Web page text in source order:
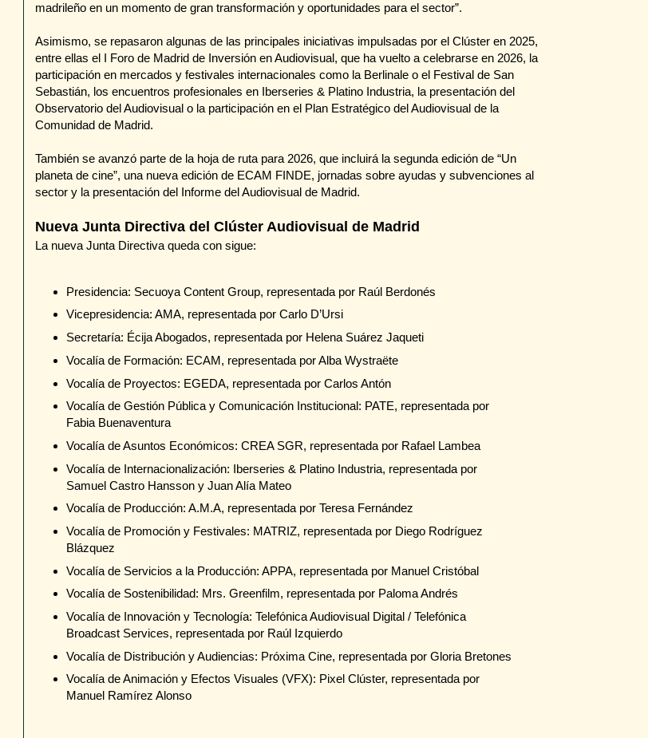
madrileño en un momento de gran transformación y oportunidades para el sector”.
Asimismo, se repasaron algunas de las principales iniciativas impulsadas por el Clúster en 2025,
entre ellas el I Foro de Madrid de Inversión en Audiovisual, que ha vuelto a celebrarse en 2026, la
participación en mercados y festivales internacionales como la Berlinale o el Festival de San
Sebastián, los encuentros profesionales en Iberseries & Platino Industria, la presentación del
Observatorio del Audiovisual o la participación en el Plan Estratégico del Audiovisual de la
Comunidad de Madrid.
También se avanzó parte de la hoja de ruta para 2026, que incluirá la segunda edición de “Un
planeta de cine”, una nueva edición de ECAM FINDE, jornadas sobre ayudas y subvenciones al
sector y la presentación del Informe del Audiovisual de Madrid.
Nueva Junta Directiva del Clúster Audiovisual de Madrid
La nueva Junta Directiva queda con sigue:
Presidencia: Secuoya Content Group, representada por Raúl Berdonés
Vicepresidencia: AMA, representada por Carlo D’Ursi
Secretaría: Écija Abogados, representada por Helena Suárez Jaqueti
Vocalía de Formación: ECAM, representada por Alba Wystraëte
Vocalía de Proyectos: EGEDA, representada por Carlos Antón
Vocalía de Gestión Pública y Comunicación Institucional: PATE, representada por
Fabia Buenaventura
Vocalía de Asuntos Económicos: CREA SGR, representada por Rafael Lambea
Vocalía de Internacionalización: Iberseries & Platino Industria, representada por
Samuel Castro Hansson y Juan Alía Mateo
Vocalía de Producción: A.M.A, representada por Teresa Fernández
Vocalía de Promoción y Festivales: MATRIZ, representada por Diego Rodríguez
Blázquez
Vocalía de Servicios a la Producción: APPA, representada por Manuel Cristóbal
Vocalía de Sostenibilidad: Mrs. Greenfilm, representada por Paloma Andrés
Vocalía de Innovación y Tecnología: Telefónica Audiovisual Digital / Telefónica
Broadcast Services, representada por Raúl Izquierdo
Vocalía de Distribución y Audiencias: Próxima Cine, representada por Gloria Bretones
Vocalía de Animación y Efectos Visuales (VFX): Pixel Clúster, representada por
Manuel Ramírez Alonso